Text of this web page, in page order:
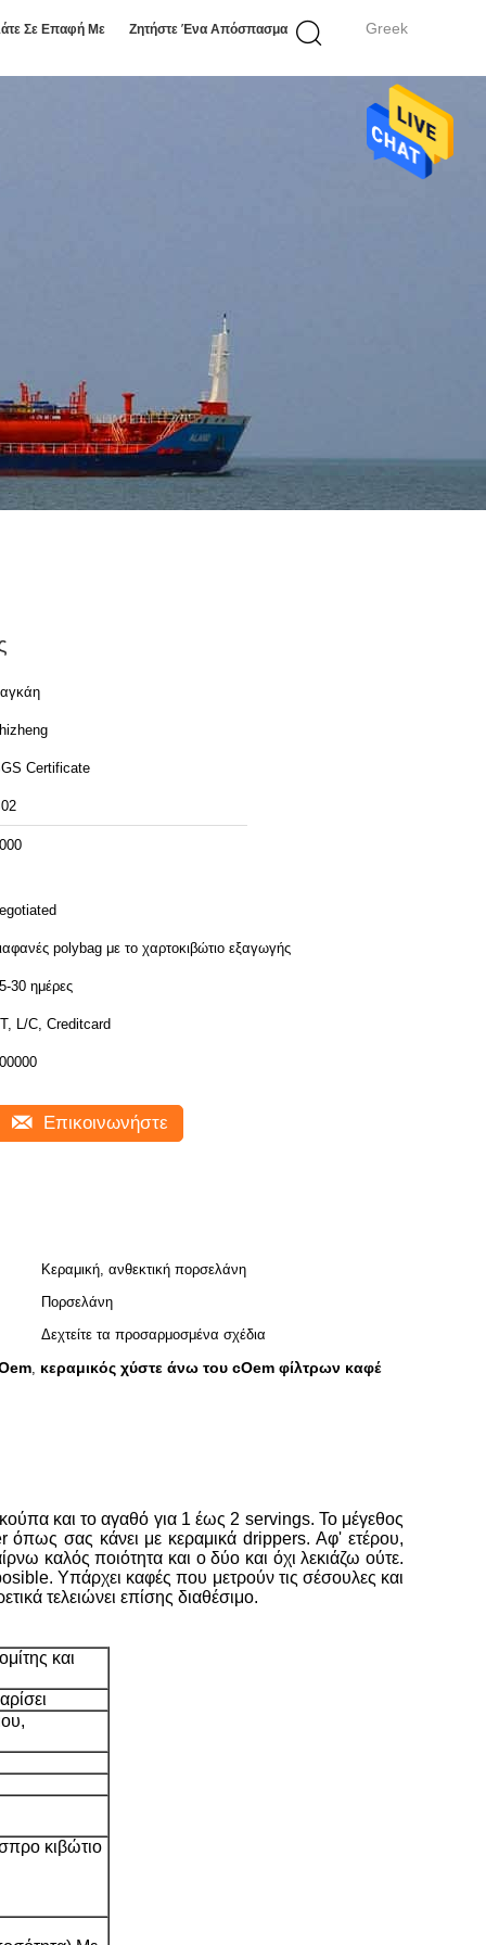
Greek
Σε Επαφή Με Ζητήστε Ένα Απόσπασμα
Certificate
polybag με το χαρτοκιβώτιο εξαγωγής
30 ημέρες
L/C, Creditcard
Επικοινωνήστε
Κεραμική, ανθεκτική πορσελάνη
Πορσελάνη
Δεχτείτε τα προσαρμοσμένα σχέδια
, κεραμικός χύστε άνω του cOem φίλτρων καφέ
και το αγαθό για 1 έως 2 servings. Το μέγεθος
όπως σας κάνει με κεραμικά drippers. Αφ' ετέρου,
καλός ποιότητα και ο δύο και όχι λεκιάζω ούτε.
Υπάρχει καφές που μετρούν τις σέσουλες και
τελειώνει επίσης διαθέσιμο.
και
κιβώτιο